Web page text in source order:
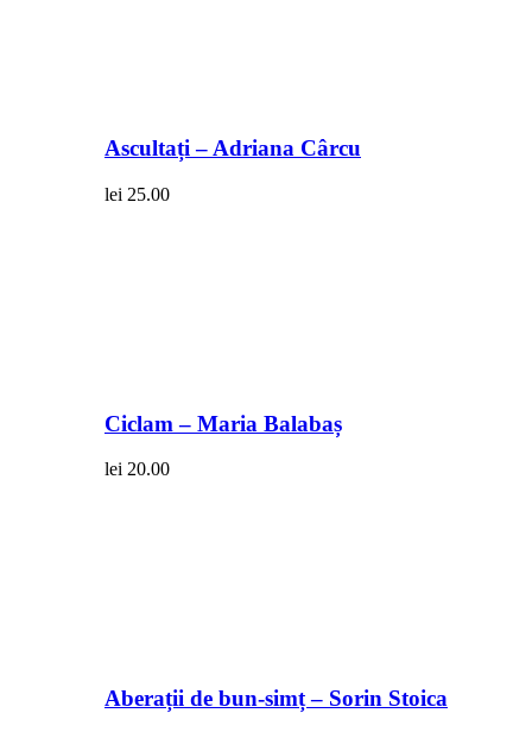
Ascultați – Adriana Cârcu
lei 25.00
Ciclam – Maria Balabaș
lei 20.00
Aberații de bun-simț – Sorin Stoica